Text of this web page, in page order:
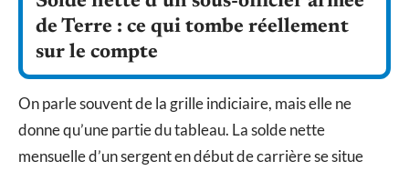
de Terre : ce qui tombe réellement
sur le compte
On parle souvent de la grille indiciaire, mais elle ne
donne qu’une partie du tableau. La solde nette
mensuelle d’un sergent en début de carrière se situe